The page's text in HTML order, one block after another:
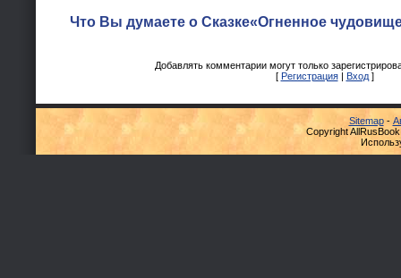
Что Вы думаете о Сказке«Огненное
Добавлять комментарии могут только
[ Регистрация| Вход]
Sitemap-
Copyright